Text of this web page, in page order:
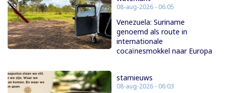
08-aug-2026 - 06:05
Venezuela: Suriname
genoemd als route in
internationale
cocaïnesmokkel naar Europa
starnieuws
08-aug-2026 - 06:03